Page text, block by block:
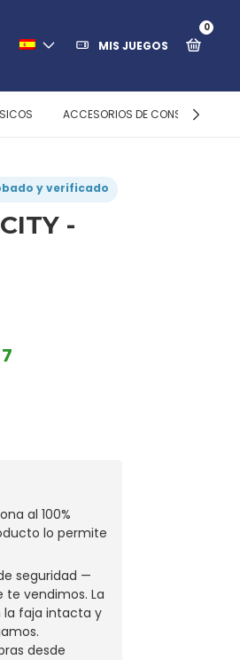
MIS JUEGOS
0
ACCESORIOS DE CONSOLAS
y verificado
-
al 100%
lo permite
seguridad —
te vendimos. La
la faja intacta y
desde